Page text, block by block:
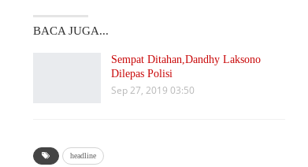
BACA JUGA...
Sempat Ditahan,Dandhy Laksono
Dilepas Polisi
Sep 27, 2019 03:50
headline